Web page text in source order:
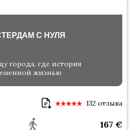
С НУЛЯ
города, где история
жизнью
132 отзыва
167 €